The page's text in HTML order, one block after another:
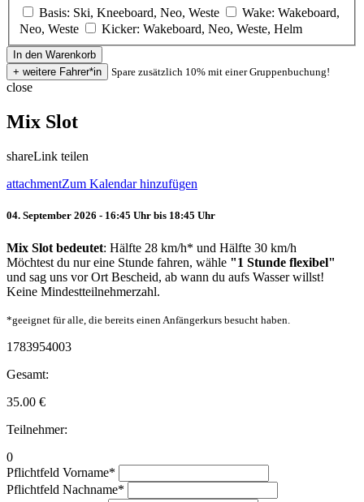
Basis: Ski, Kneeboard, Neo, Weste
Wake: Wakeboard,
Neo, Weste
Kicker: Wakeboard, Neo, Weste, Helm
Spare zusätzlich 10% mit einer Gruppenbuchung!
close
Mix Slot
shareLink teilen
attachmentZum Kalendar hinzufügen
04. September 2026 - 16:45 Uhr bis 18:45 Uhr
Mix Slot bedeutet: Hälfte 28 km/h* und Hälfte 30 km/h
Möchtest du nur eine Stunde fahren, wähle "1 Stunde flexibel"
und sag uns vor Ort Bescheid, ab wann du aufs Wasser willst!
Keine Mindestteilnehmerzahl.
*geeignet für alle, die bereits einen Anfängerkurs besucht haben.
1783954003
Gesamt:
35.00 €
Teilnehmer:
0
Pflichtfeld Vorname*
Pflichtfeld Nachname*